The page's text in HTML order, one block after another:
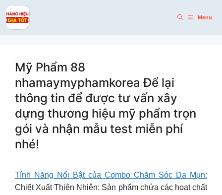
Skip
to
content
Menu
Mỹ Phẩm 88
nhamaymyphamkorea Để lại
thông tin để được tư vấn xây
dựng thương hiệu mỹ phẩm trọn
gói và nhận mẫu test miễn phí
nhé!
Tính Năng Nổi Bật của Combo Chăm Sóc Da Mụn:
Chiết Xuất Thiên Nhiên: Sản phẩm chứa các hoạt chất